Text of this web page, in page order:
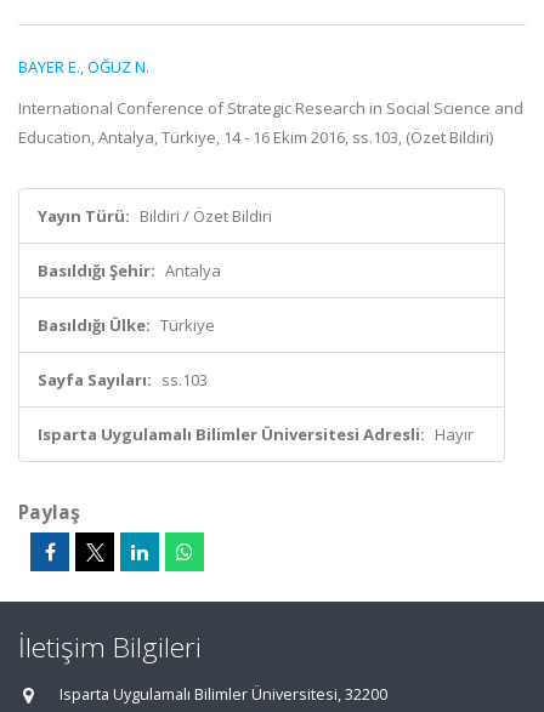
BAYER E.,OĞUZ N.
International Conference of Strategic Research in Social Science and
Education, Antalya, Türkiye, 14 - 16 Ekim 2016, ss.103, (Özet Bildiri)
Yayın Türü: Bildiri / Özet Bildiri
Basıldığı Şehir: Antalya
Basıldığı Ülke: Türkiye
Sayfa Sayıları: ss.103
Isparta Uygulamalı Bilimler Üniversitesi Adresli: Hayır
Paylaş
İletişim Bilgileri
Isparta Uygulamalı Bilimler Üniversitesi, 32200